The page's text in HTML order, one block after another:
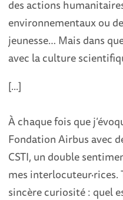
des actions
environnementaux ou
jeunesse… Mais dans
avec la culture
[...]
À chaque fois que
Fondation Airbus avec
CSTI, un double
mes interlocuteur·rices.
sincère curiosité : quel